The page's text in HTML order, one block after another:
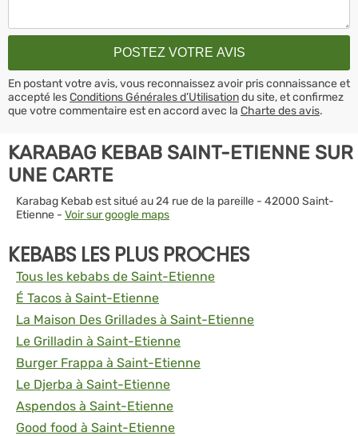
En postant votre avis, vous reconnaissez avoir pris connaissance et
accepté lesConditions Générales d’Utilisationdu site, et confirmez
que votre commentaire est en accord avec la Charte des avis.
KARABAG KEBAB SAINT-ETIENNE SUR
UNE CARTE
Karabag Kebab est situé au 24 rue de la pareille - 42000 Saint-
Etienne - Voir sur google maps
KEBABS LES PLUS PROCHES
Tous les kebabs de Saint-Etienne
É Tacos à Saint-Etienne
La Maison Des Grillades à Saint-Etienne
Le Grilladin à Saint-Etienne
Burger Frappa à Saint-Etienne
Le Djerba à Saint-Etienne
Aspendos à Saint-Etienne
Good food à Saint-Etienne